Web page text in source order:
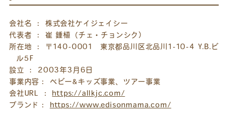
会社名 ： 株式会社ケイジェイシー
代表者 ： 崔 鍾植（チェ・チョンシク）
所在地 ： 〒140-0001 東京都品川区北品川1-10-4 Y.B.ビ
ル5F
設立 ： 2003年3月6日
事業内容： ベビー&キッズ事業、ツアー事業
会社URL ： https://allkjc.com/
ブランド： https://www.edisonmama.com/